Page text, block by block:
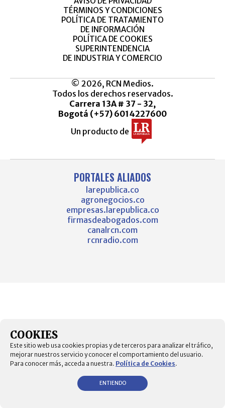
TÉRMINOS Y CONDICIONES
POLÍTICA DE TRATAMIENTO
DE INFORMACIÓN
POLÍTICA DE COOKIES
SUPERINTENDENCIA
DE INDUSTRIA Y COMERCIO
© 2026, RCN Medios.
Todos los derechos reservados.
Carrera 13A # 37 - 32,
Bogotá (+57) 6014227600
Un producto de
PORTALES ALIADOS
larepublica.co
agronegocios.co
empresas.larepublica.co
firmasdeabogados.com
canalrcn.com
rcnradio.com
COOKIES
Este sitio web usa cookies propias y de terceros para analizar el tráfico,
mejorar nuestros servicio y conocer el comportamiento del usuario.
Para conocer más, acceda a nuestra. Política de Cookies.
ENTIENDO